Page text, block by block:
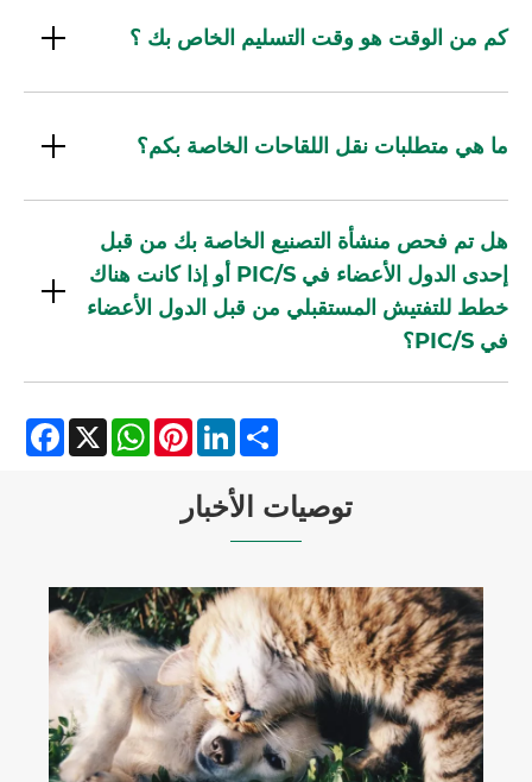
كم من الوقت هو وقت التسليم الخاص بك ؟
ما هي متطلبات نقل اللقاحات الخاصة بكم؟
هل تم فحص منشأة التصنيع الخاصة بك من قبل
إحدى الدول الأعضاء في PIC/S أو إذا كانت هناك
خطط للتفتيش المستقبلي من قبل الدول الأعضاء
في PIC/S؟
X
WhatsAppPinterestLinkedIn Share
توصيات الأخبار